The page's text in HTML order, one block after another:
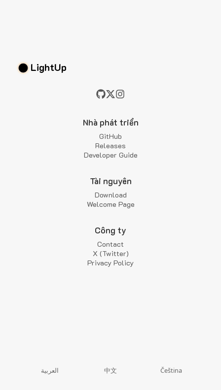
LightUp
Nhà phát triển
GitHub
Releases
Developer Guide
Tài nguyên
Download
Welcome Page
Công ty
Contact
X (Twitter)
Privacy Policy
العربية 中文 Čeština